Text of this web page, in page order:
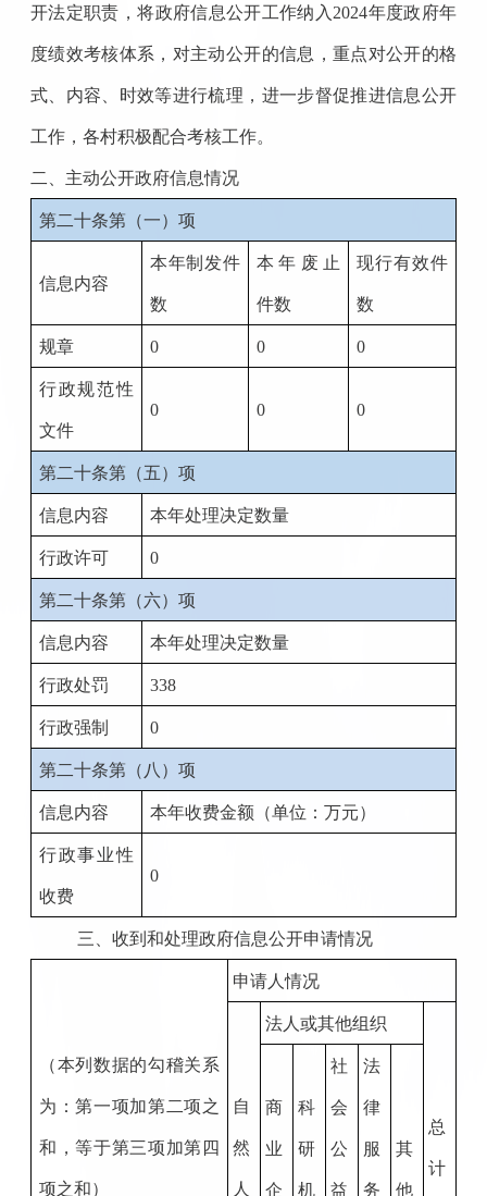
开法定职责，将政府信息公开工作纳入 2024年度政府年
度绩效考核体系，对主动公开的信息，重点对公开的格
式、内容、时效等进行梳理，进一步督促推进信息公开
工作，各村积极配合考核工作。
二、主动公开政府信息情况
第二十条第（一）项
信息内容
本年制发件
数
本年废止
件数
现行有效件
数
规章 0 0 0
行政规范性
文件
0 0 0
第二十条第（五）项
信息内容 本年处理决定数量
行政许可 0
第二十条第（六）项
信息内容 本年处理决定数量
行政处罚 338
行政强制 0
第二十条第（八）项
信息内容 本年收费金额（单位：万元）
行政事业性
收费
0
三、收到和处理政府信息公开申请情况
（本列数据的勾稽关系
为：第一项加第二项之
和，等于第三项加第四
项之和）
申请人情况
自
然
人
法人或其他组织
总
计
商
业
企
科
研
机
社
会
公
益
法
律
服
务
其
他